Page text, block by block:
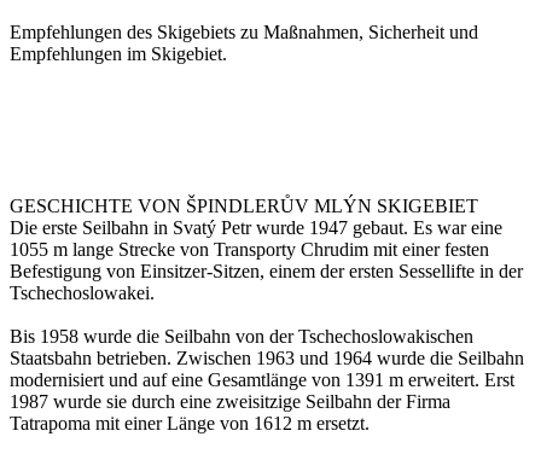
Empfehlungen des Skigebiets zu Maßnahmen, Sicherheit und
Empfehlungen im Skigebiet.
GESCHICHTE VON ŠPINDLERŮV MLÝN SKIGEBIET
Die erste Seilbahn in Svatý Petr wurde 1947 gebaut. Es war eine
1055 m lange Strecke von Transporty Chrudim mit einer festen
Befestigung von Einsitzer-Sitzen, einem der ersten Sessellifte in der
Tschechoslowakei.
Bis 1958 wurde die Seilbahn von der Tschechoslowakischen
Staatsbahn betrieben. Zwischen 1963 und 1964 wurde die Seilbahn
modernisiert und auf eine Gesamtlänge von 1391 m erweitert. Erst
1987 wurde sie durch eine zweisitzige Seilbahn der Firma
Tatrapoma mit einer Länge von 1612 m ersetzt.